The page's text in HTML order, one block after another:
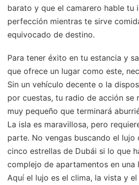
barato y que el camarero hable tu
perfección mientras te sirve
equivocado de destino.
Para tener éxito en tu estancia y
que ofrece un lugar como este,
Sin un vehículo decente o la
por cuestas, tu radio de acción se
muy pequeño que terminará
La isla es maravillosa, pero
parte. No vengas buscando el lujo
cinco estrellas de Dubái si lo que
complejo de apartamentos en una
Aquí el lujo es el clima, la vista y